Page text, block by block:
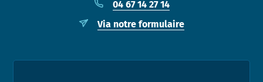
04 67 14 27 14
Via notre formulaire